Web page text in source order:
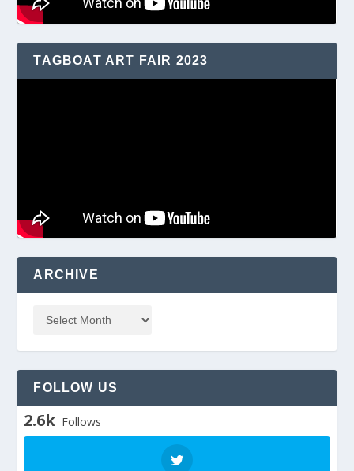
TAGBOAT ART FAIR 2023
ARCHIVE
FOLLOW US
2.6k Follows